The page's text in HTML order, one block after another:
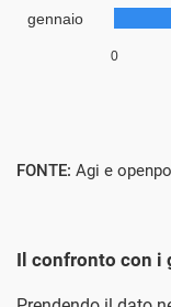
FONTE: Agi e
Il confronto con i